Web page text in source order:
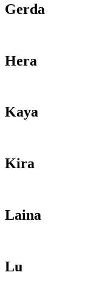
Gerda
Hera
Kaya
Kira
Laina
Lu